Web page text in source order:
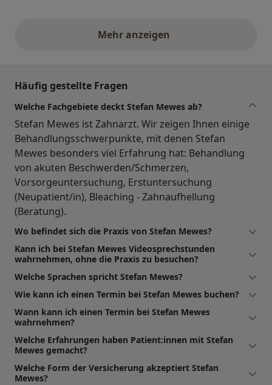
Mehr anzeigenobige Stellungnahmen
Häufig gestellte Fragen
Welche Fachgebiete deckt Stefan Mewes ab?
Stefan Mewes ist Zahnarzt. Wir zeigen Ihnen einige
Behandlungsschwerpunkte, mit denen Stefan
Mewes besonders viel Erfahrung hat: Behandlung
von akuten Beschwerden/Schmerzen,
Vorsorgeuntersuchung, Erstuntersuchung
(Neupatient/in), Bleaching - Zahnaufhellung
(Beratung).
Wo befindet sich die Praxis von Stefan Mewes?
Kann ich bei Stefan Mewes Videosprechstunden
wahrnehmen, ohne die Praxis zu besuchen?
Welche Sprachen spricht Stefan Mewes?
Wie kann ich einen Termin bei Stefan Mewes buchen?
Wann kann ich einen Termin bei Stefan Mewes
wahrnehmen?
Welche Erfahrungen haben Patient:innen mit Stefan
Mewes gemacht?
Welche Form der Versicherung akzeptiert Stefan
Mewes?